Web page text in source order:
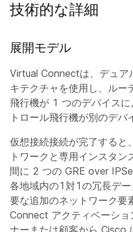
技術的な詳細
展開モデル
Virtual Connectは、デュア
キテクチャを使用し、ルー
飛行機が 1 つのデバイス
トロール飛行機が別のデバ
仮想接続接続が完了すると
トワークと専用インスタ
間に 2 つの GRE over
各地域内の1対1の冗長デ
要な追加のネットワーク
Connect アクティベーショ
ナーまたは顧客から Cisco